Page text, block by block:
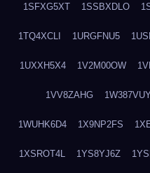
1SFXG5XT 1SSBXDLO
1TQ4XCLI 1URGFNU5
1UXXH5X4 1V2M00OW
1VV8ZAHG 1W387VUY
1WUHK6D4 1X9NP2FS
1XSROT4L 1YS8YJ6Z